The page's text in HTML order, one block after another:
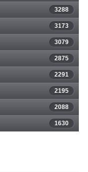
3288
3173
3079
2875
2291
2195
2088
1630